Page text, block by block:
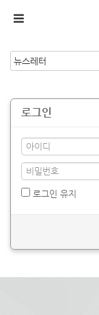
로그인
로그인 유지